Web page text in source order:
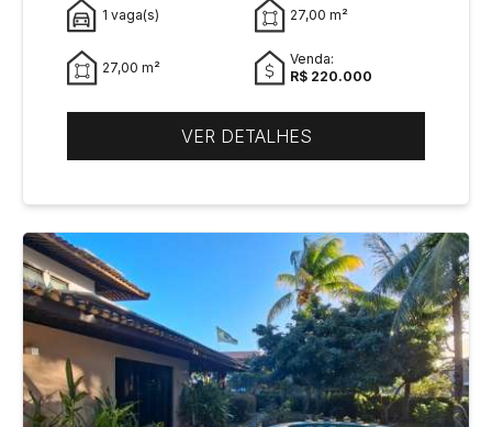
1 vaga(s) 27,00 m²
27,00 m²
Venda:
R$ 220.000
VER DETALHES